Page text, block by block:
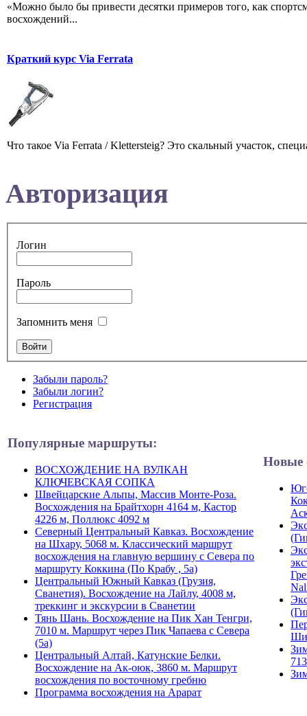
«Можно было бы привести десятки примеров того, как
восхождений...
Краткий курс Via Ferrata
Что такое Via Ferrata / Klettersteig? Это скальный участок,
Авторизация
Логин
Пароль
Запомнить меня
Забыли пароль?
Забыли логин?
Регистрация
Популярные маршруты:
ВОСХОЖДЕНИЕ НА ВУЛКАН
КЛЮЧЕВСКАЯ СОПКА
Швейцарские Альпы, Массив Монте-Роза.
Восхождения на Брайтхорн 4164 м, Кастор
4226 м, Поллюкс 4092 м
Северный Центральный Кавказ. Восхождение
на Шхару, 5068 м. Классический маршрут
восхождения на главную вершину с Севера по
маршруту Коккина (По Крабу , 5а)
Центральный Южный Кавказ (Грузия,
Сванетия). Восхождение на Лайлу, 4008 м,
треккинг и экскурсии в Сванетии
Тянь Шань. Восхождение на Пик Хан Тенгри,
7010 м. Маршрут через Пик Чапаева с Севера
(5а)
Центральный Алтай, Катунские Белки.
Восхождение на Ак-оюк, 3860 м. Маршрут
восхождения по восточному гребню
Программа восхождения на Арарат
Новые